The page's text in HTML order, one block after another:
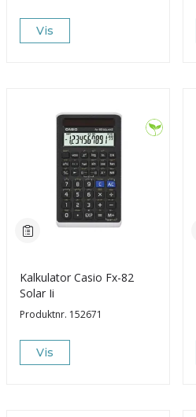
Vis
Kalkulator Casio Fx-82
Solar Ii
Produktnr. 152671
Vis